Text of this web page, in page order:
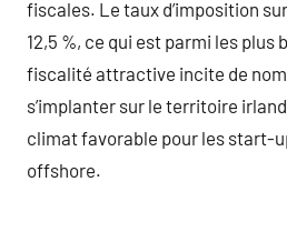
fiscales. Le taux d’imposition
12,5 %, ce qui est parmi les plus
fiscalité attractive incite de
s’implanter sur le territoire
climat favorable pour les start-
offshore.